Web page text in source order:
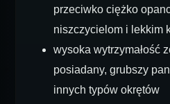
przeciwko ciężko
niszczycielom i lekkim
wysoka wytrzymałość
posiadany, grubszy
innych typów okrętów